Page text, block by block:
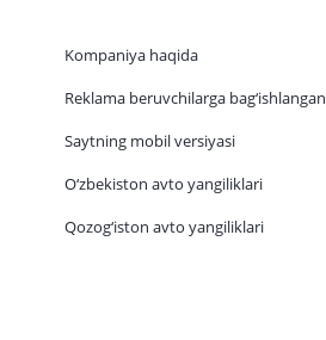
Kompaniya haqida
Reklama beruvchilarga bag‘ishlangan
Saytning mobil versiyasi
O‘zbekiston avto yangiliklari
Qozog‘iston avto yangiliklari